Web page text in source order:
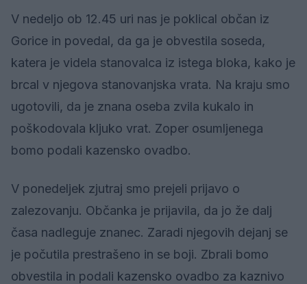
V nedeljo ob 12.45 uri nas je poklical občan iz
Gorice in povedal, da ga je obvestila soseda,
katera je videla stanovalca iz istega bloka, kako je
brcal v njegova stanovanjska vrata. Na kraju smo
ugotovili, da je znana oseba zvila kukalo in
poškodovala kljuko vrat. Zoper osumljenega
bomo podali kazensko ovadbo.
V ponedeljek zjutraj smo prejeli prijavo o
zalezovanju. Občanka je prijavila, da jo že dalj
časa nadleguje znanec. Zaradi njegovih dejanj se
je počutila prestrašeno in se boji. Zbrali bomo
obvestila in podali kazensko ovadbo za kaznivo